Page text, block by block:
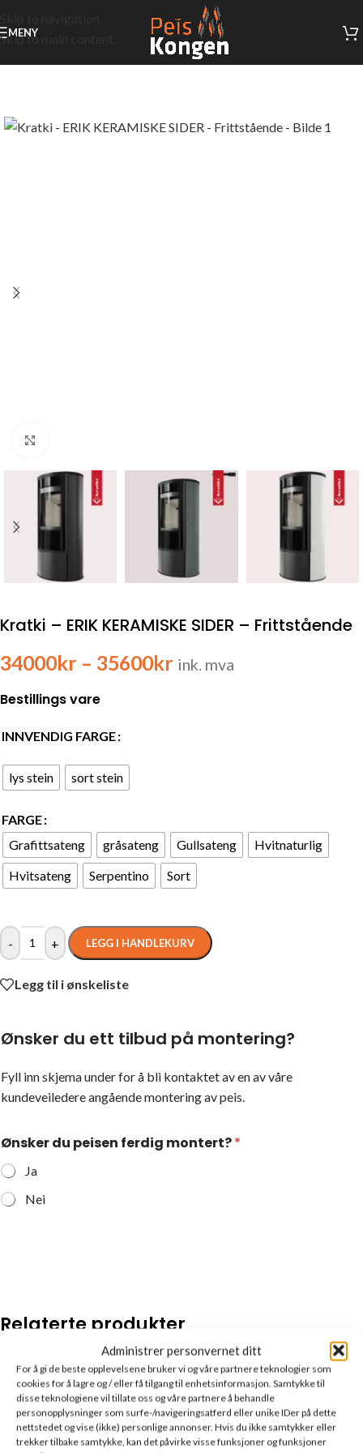
Administrer personvernet ditt
For å gi de beste opplevelsene bruker vi og våre partnere teknologier som
cookies for å lagre og / eller få tilgang til enhetsinformasjon. Samtykke til
disse teknologiene vil tillate oss og våre partnere å behandle
personopplysninger som surfe-/navigeringsatferd eller unike IDer på dette
nettstedet og vise (ikke) personlige annonser. Hvis du ikke samtykker eller
trekker tilbake samtykke, kan det påvirke visse funksjoner og funksjoner
Skip to main content
MENY
Kratki – ERIK KERAMISKE SIDER – Frittstående
34000kr – 35600kr ink. mva
Bestillings vare
INNVENDIG FARGE
lys stein sort stein
FARGE
Grafittsateng
gråsateng Gullsateng
Hvitnaturlig
Hvitsateng
Serpentino Sort
- + LEGG I HANDLEKURV
Legg til i ønskeliste
Ønsker du ett tilbud på montering?
Fyll inn skjema under for å bli kontaktet av en av våre
kundeveiledere angående montering av peis.
Ønsker du peisen ferdig montert?*
Ja
Nei
Relaterte produkter